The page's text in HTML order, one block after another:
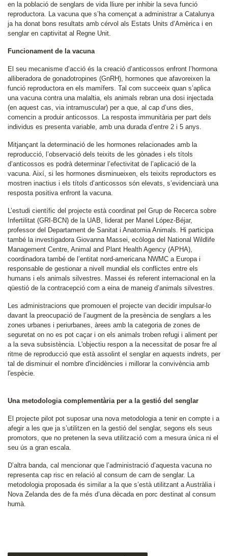
en la població de senglars de vida lliure per inhibir la seva funció
reproductora. La vacuna que s’ha començat a administrar a Catalunya
ja ha donat bons resultats amb cérvol als Estats Units d’Amèrica i en
senglar en captivitat al Regne Unit.
Funcionament de la vacuna
El seu mecanisme d’acció és la creació d’anticossos enfront l’hormona
alliberadora de gonadotropines (GnRH), hormones que afavoreixen la
funció reproductora en els mamífers. Tal com succeeix quan s’aplica
una vacuna contra una malaltia, els animals rebran una dosi injectada
(en aquest cas, via intramuscular) per a que, al cap d’uns dies,
comencin a produir anticossos. La resposta immunitària per part dels
individus es presenta variable, amb una durada d’entre 2 i 5 anys.
Mitjançant la determinació de les hormones relacionades amb la
reproducció, l’observació dels teixits de les gònades i els títols
d’anticossos es podrà determinar l’efectivitat de l’aplicació de la
vacuna. Així, si les hormones disminueixen, els teixits reproductors es
mostren inactius i els títols d’anticossos són elevats, s’evidenciarà una
resposta positiva enfront la vacuna.
L’estudi científic del projecte està coordinat pel Grup de Recerca sobre
Infertilitat (GRI-BCN) de la UAB, liderat per Manel López-Béjar,
professor del Departament de Sanitat i Anatomia Animals. Hi participa
també la investigadora Giovanna Massei, ecòloga del National Wildlife
Management Centre, Animal and Plant Health Agency (APHA),
coordinadora també de l’entitat nord-americana NWMC a Europa i
responsable de gestionar a nivell mundial els conflictes entre els
humans i els animals silvestres. Massei és referent internacional en la
qüestió de la contracepció com a eina de maneig d’animals silvestres.
Les administracions que promouen el projecte van decidir impulsar-lo
davant la preocupació de l’augment de la presència de senglars a les
zones urbanes i periurbanes, àrees amb la categoria de zones de
seguretat on no es pot caçar i on els animals troben refugi i aliment per
a la seva subsistència. L'objectiu respon a la necessitat de posar fre al
ritme de reproducció que està assolint el senglar en aquests indrets, per
tal de disminuir el nombre d'incidències i millorar la convivència amb
l'espècie.
Una metodologia complementària per a la gestió del senglar
El projecte pilot pot suposar una nova metodologia a tenir en compte i a
afegir a les que ja s’utilitzen en la gestió del senglar, segons els seus
promotors, que no pretenen la seva utilització com a mesura única ni el
seu ús a gran escala.
D’altra banda, cal mencionar que l’administració d’aquesta vacuna no
representa cap risc en relació al consum de carn de senglar. La
metodologia proposada és similar a la que s’està utilitzant a Austràlia i
Nova Zelanda des de fa més d’una dècada en porc destinat al consum
humà.